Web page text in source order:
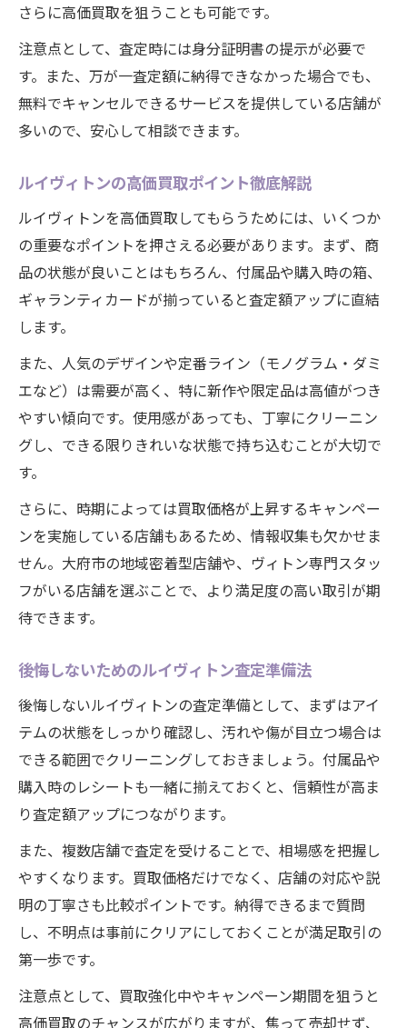
ルイヴィトンを高評価で売るためのコツ
買取スタッフに伝えたいルイヴィトンの思
い出
さらに高価買取を狙うことも可能です。
注意点として、査定時には身分証明書の提示が必要で
す。また、万が一査定額に納得できなかった場合でも、
無料でキャンセルできるサービスを提供している店舗が
多いので、安心して相談できます。
ルイヴィトンの高価買取ポイント徹底解説
ルイヴィトンを高価買取してもらうためには、いくつか
の重要なポイントを押さえる必要があります。まず、商
品の状態が良いことはもちろん、付属品や購入時の箱、
ギャランティカードが揃っていると査定額アップに直結
します。
また、人気のデザインや定番ライン（モノグラム・ダミ
エなど）は需要が高く、特に新作や限定品は高値がつき
やすい傾向です。使用感があっても、丁寧にクリーニン
グし、できる限りきれいな状態で持ち込むことが大切で
す。
さらに、時期によっては買取価格が上昇するキャンペー
ンを実施している店舗もあるため、情報収集も欠かせま
せん。大府市の地域密着型店舗や、ヴィトン専門スタッ
フがいる店舗を選ぶことで、より満足度の高い取引が期
待できます。
後悔しないためのルイヴィトン査定準備法
後悔しないルイヴィトンの査定準備として、まずはアイ
テムの状態をしっかり確認し、汚れや傷が目立つ場合は
できる範囲でクリーニングしておきましょう。付属品や
購入時のレシートも一緒に揃えておくと、信頼性が高ま
り査定額アップにつながります。
また、複数店舗で査定を受けることで、相場感を把握し
やすくなります。買取価格だけでなく、店舗の対応や説
明の丁寧さも比較ポイントです。納得できるまで質問
し、不明点は事前にクリアにしておくことが満足取引の
第一歩です。
注意点として、買取強化中やキャンペーン期間を狙うと
高価買取のチャンスが広がりますが、焦って売却せず、